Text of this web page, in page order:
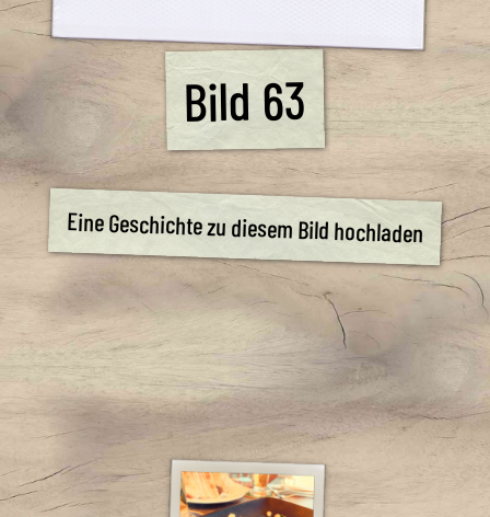
Bild 63
Eine Geschichte zu diesem Bild hochladen